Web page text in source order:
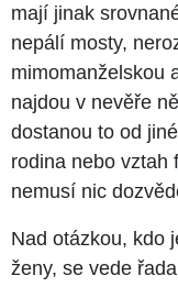
mají jinak
nepálí mosty,
mimomanželskou
najdou v nevěře
dostanou to od
rodina nebo vztah
nemusí nic
Nad otázkou, kdo
ženy, se vede